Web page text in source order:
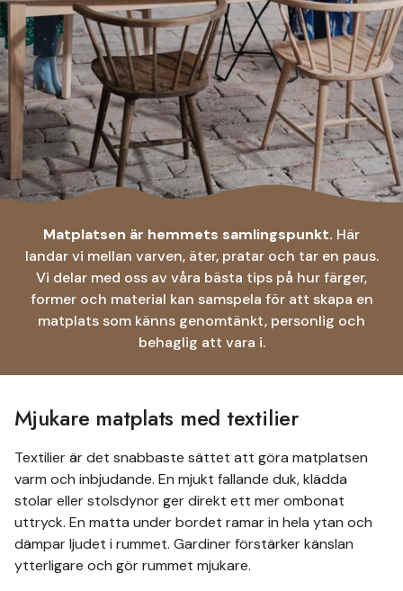
Matplatsen är hemmets samlingspunkt. Här
landar vi mellan varven, äter, pratar och tar en paus.
Vi delar med oss av våra bästa tips på hur färger,
former och material kan samspela för att skapa en
matplats som känns genomtänkt, personlig och
behaglig att vara i.
Mjukare matplats med textilier
Textilier är det snabbaste sättet att göra matplatsen
varm och inbjudande. En mjukt fallande duk, klädda
stolar eller stolsdynor ger direkt ett mer ombonat
uttryck. En matta under bordet ramar in hela ytan och
dämpar ljudet i rummet. Gardiner förstärker känslan
ytterligare och gör rummet mjukare.